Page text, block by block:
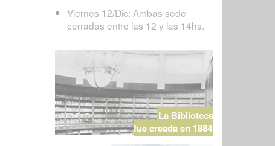
Viernes 12/Dic: Ambas sede
cerradas entre las 12 y las 14hs.
La Biblioteca
fue creada en 1884